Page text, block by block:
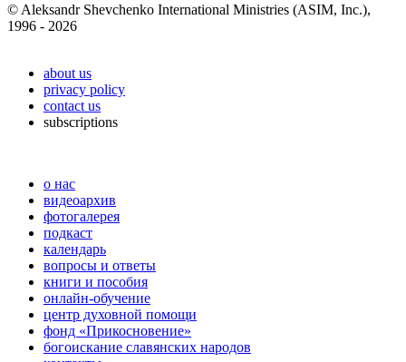
© Aleksandr Shevchenko International Ministries (ASIM, Inc.),
1996 - 2026
about us
privacy policy
contact us
subscriptions
о нас
видеоархив
фотогалерея
подкаст
календарь
вопросы и ответы
книги и пособия
онлайн-обучение
центр духовной помощи
фонд «Прикосновение»
богоискание славянских народов